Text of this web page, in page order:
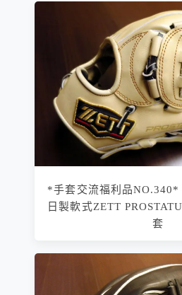
*手套交流福利品NO.340*
日製軟式ZETT
套